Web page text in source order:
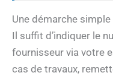
Une démarche
Il suffit d’indiquer le
fournisseur via votre
cas de travaux,